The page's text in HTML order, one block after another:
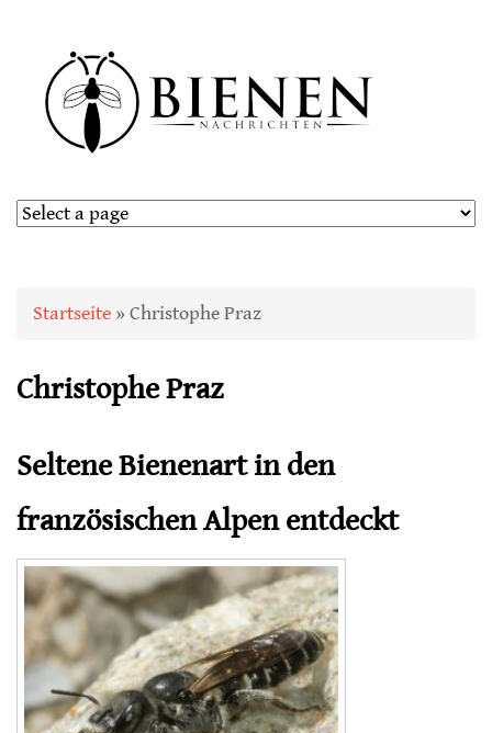
Sie sind hier
Startseite » Christophe Praz
Christophe Praz
Seltene Bienenart in den
französischen Alpen entdeckt